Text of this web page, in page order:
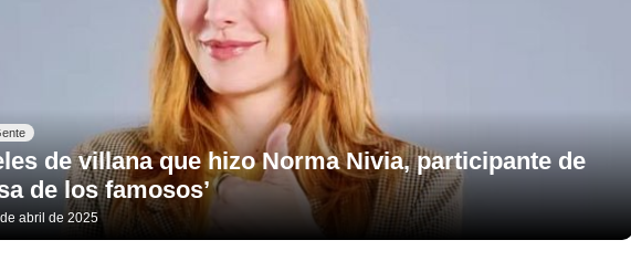
de villana que hizo Norma Nivia, participante de
de los famosos’
abril de 2025